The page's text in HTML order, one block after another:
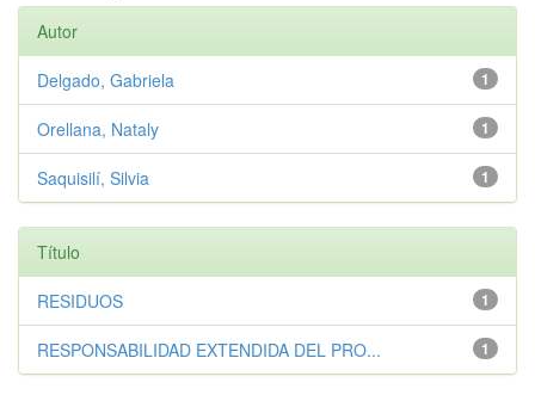
Autor
1
Delgado, Gabriela
1
Orellana, Nataly
1
Saquisilí, Silvia
Título
1
RESIDUOS
1
RESPONSABILIDAD EXTENDIDA DEL PRO...